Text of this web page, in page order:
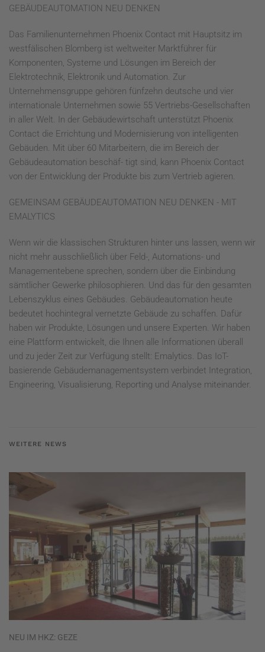
GEBÄUDEAUTOMATION NEU DENKEN
Das Familienunternehmen Phoenix Contact mit Hauptsitz im
westfälischen Blomberg ist weltweiter Marktführer für
Komponenten, Systeme und Lösungen im Bereich der
Elektrotechnik, Elektronik und Automation. Zur
Unternehmensgruppe gehören fünfzehn deutsche und vier
internationale Unternehmen sowie 55 Vertriebs-Gesellschaften
in aller Welt. In der Gebäudewirtschaft unterstützt Phoenix
Contact die Errichtung und Modernisierung von intelligenten
Gebäuden. Mit über 60 Mitarbeitern, die im Bereich der
Gebäudeautomation beschäf- tigt sind, kann Phoenix Contact
von der Entwicklung der Produkte bis zum Vertrieb agieren.
GEMEINSAM GEBÄUDEAUTOMATION NEU DENKEN - MIT
EMALYTICS
Wenn wir die klassischen Strukturen hinter uns lassen, wenn wir
nicht mehr ausschließlich über Feld-, Automations- und
Managementebene sprechen, sondern über die Einbindung
sämtlicher Gewerke philosophieren. Und das für den gesamten
Lebenszyklus eines Gebäudes. Gebäudeautomation heute
bedeutet hochintegral vernetzte Gebäude zu schaffen. Dafür
haben wir Produkte, Lösungen und unsere Experten. Wir haben
eine Plattform entwickelt, die Ihnen alle Informationen überall
und zu jeder Zeit zur Verfügung stellt: Emalytics. Das IoT-
basierende Gebäudemanagementsystem verbindet Integration,
Engineering, Visualisierung, Reporting und Analyse miteinander.
WEITERE NEWS
NEU IM HKZ: GEZE